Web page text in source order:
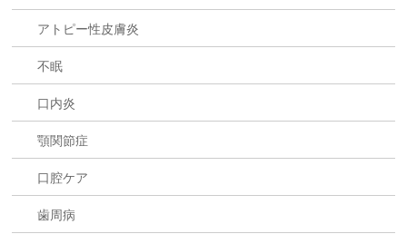
アトピー性皮膚炎
不眠
口内炎
顎関節症
口腔ケア
歯周病